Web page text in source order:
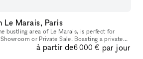
Le Marais, Paris
bustling area of Le Marais, is perfect for
or Private Sale. Boasting a private
lit ambiance. With a trendy m
à partir de6 000 € par jour